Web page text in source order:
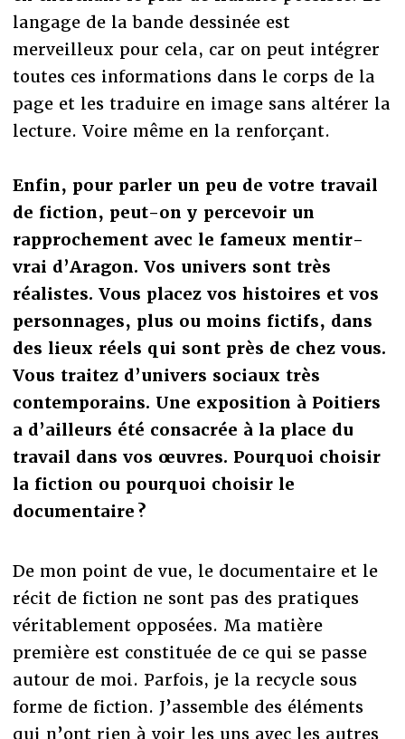
langage de la bande dessinée est
merveilleux pour cela, car on peut intégrer
toutes ces informations dans le corps de la
page et les traduire en image sans altérer la
lecture. Voire même en la renforçant.
Enfin, pour parler un peu de votre travail
de fiction, peut-on y percevoir un
rapprochement avec le fameux mentir-
vrai d’Aragon. Vos univers sont très
réalistes. Vous placez vos histoires et vos
personnages, plus ou moins fictifs, dans
des lieux réels qui sont près de chez vous.
Vous traitez d’univers sociaux très
contemporains. Une exposition à Poitiers
a d’ailleurs été consacrée à la place du
travail dans vos œuvres. Pourquoi choisir
la fiction ou pourquoi choisir le
documentaire ?
De mon point de vue, le documentaire et le
récit de fiction ne sont pas des pratiques
véritablement opposées. Ma matière
première est constituée de ce qui se passe
autour de moi. Parfois, je la recycle sous
forme de fiction. J’assemble des éléments
qui n’ont rien à voir les uns avec les autres